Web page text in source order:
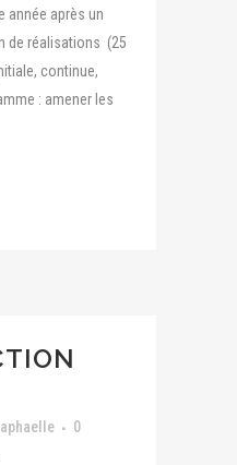
année après un
de réalisations (25
continue,
: amener les
0